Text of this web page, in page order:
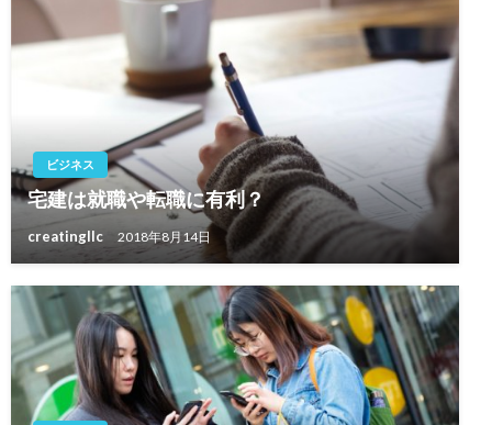
ビジネス
宅建は就職や転職に有利？
creatingllc 2018年8月14日